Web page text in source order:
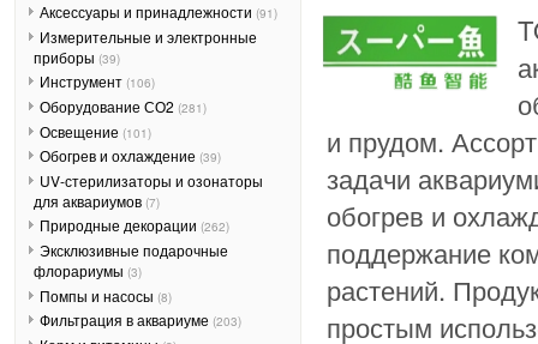
и прудом.
задачи
обогрев и
поддержание
растений.
простым
Аксессуары и принадлежности (91)
Измерительные и электронные
приборы (39)
Инструмент (106)
Оборудование СО2 (281)
Освещение (101)
Обогрев и охлаждение (39)
UV-стерилизаторы и озонаторы
для аквариумов (7)
Природные декорации (262)
Эксклюзивные подарочные
флорариумы (3)
Помпы и насосы (8)
Фильтрация в аквариуме (203)